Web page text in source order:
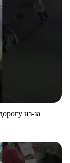
из-за